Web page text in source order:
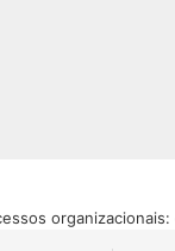
organizacionais: